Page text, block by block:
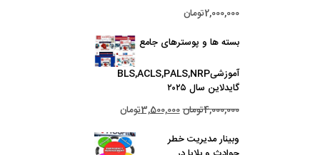
2,000,000تومان
بسته ها و پوسترهای جامع
آموزشیBLS,ACLS,PALS,NRP
گایدلاین سال ۲۰۲۵
4,000,000تومانقیمت
4,000,000تومان
3,500,000تومانقیمت
3,500,000تومان.
وبینار مدیریت خطر